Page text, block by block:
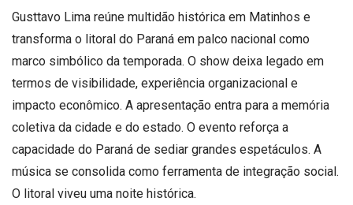
Gusttavo Lima reúne multidão histórica em Matinhos e
transforma o litoral do Paraná em palco nacional como
marco simbólico da temporada. O show deixa legado em
termos de visibilidade, experiência organizacional e
impacto econômico. A apresentação entra para a memória
coletiva da cidade e do estado. O evento reforça a
capacidade do Paraná de sediar grandes espetáculos. A
música se consolida como ferramenta de integração social.
O litoral viveu uma noite histórica.